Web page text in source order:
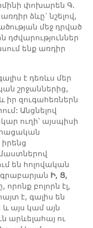
փոխարեն Գ.
ձևը` նշելով,
մեջ դրված
ենք առդիր
է դեռևս մեր
շրջաններից,
զուգահեռներն
Անցնելով
ուղի՝ այսպիսի
են հոլովական
Ի, Ց,
բոլորն էլ,
է, գալիս են
այս կամ այն
արևելահայ ու